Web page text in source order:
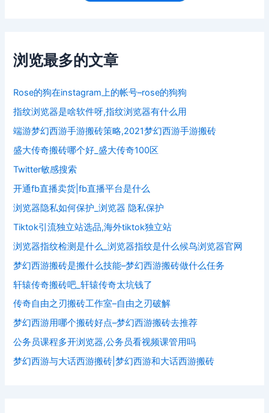
浏览最多的文章
Rose的狗在instagram上的帐号–rose的狗狗
指纹浏览器是啥软件呀,指纹浏览器有什么用
端游梦幻西游手游搬砖策略,2021梦幻西游手游搬砖
盛大传奇搬砖哪个好_盛大传奇100区
Twitter敏感搜索
开通fb直播卖货|fb直播平台是什么
浏览器隐私如何保护_浏览器 隐私保护
Tiktok引流独立站选品,海外tiktok独立站
浏览器指纹检测是什么_浏览器指纹是什么候鸟浏览器官网
梦幻西游搬砖是搬什么技能–梦幻西游搬砖做什么任务
轩辕传奇搬砖吧_轩辕传奇太坑钱了
传奇自由之刃搬砖工作室–自由之刃破解
梦幻西游用哪个搬砖好点–梦幻西游搬砖去推荐
公务员课程多开浏览器,公务员看视频课管用吗
梦幻西游与大话西游搬砖|梦幻西游和大话西游搬砖